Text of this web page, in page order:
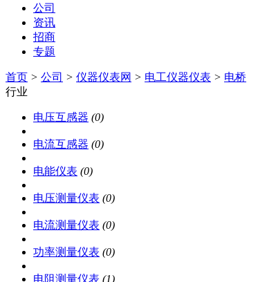
公司
资讯
招商
专题
首页 > 公司 > 仪器仪表网 > 电工仪器仪表 > 电桥
行业
电压互感器 (0)
电流互感器 (0)
电能仪表 (0)
电压测量仪表 (0)
电流测量仪表 (0)
功率测量仪表 (0)
电阻测量仪表 (1)